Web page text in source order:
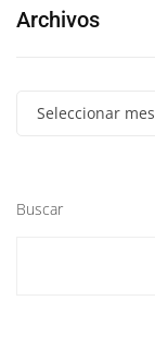
Archivos
Seleccionar mes
Buscar